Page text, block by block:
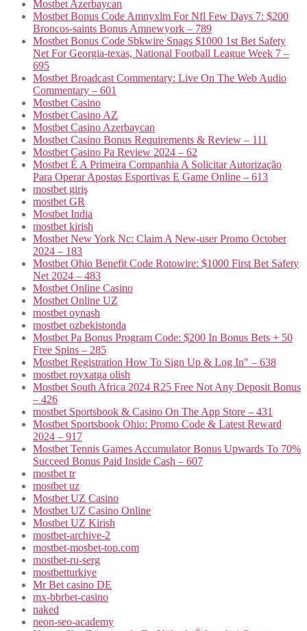
Mostbet Azerbaycan
Mostbet Bonus Code Amnyxlm For Nfl Few Days 7: $200
Broncos-saints Bonus Amnewyork – 789
Mostbet Bonus Code Sbkwire Snags $1000 1st Bet Safety
Net For Georgia-texas, National Football League Week 7 –
695
Mostbet Broadcast Commentary: Live On The Web Audio
Commentary – 601
Mostbet Casino
Mostbet Casino AZ
Mostbet Casino Azerbaycan
Mostbet Casino Bonus Requirements & Review – 111
Mostbet Casino Pa Review 2024 – 62
Mostbet É A Primeira Companhia A Solicitar Autorização
Para Operar Apostas Esportivas E Game Online – 613
mostbet giriş
mostbet GR
Mostbet India
mostbet kirish
Mostbet New York Nc: Claim A New-user Promo October
2024 – 183
Mostbet Ohio Benefit Code Rotowire: $1000 First Bet Safety
Net 2024 – 483
Mostbet Online Casino
Mostbet Online UZ
mostbet oynash
mostbet ozbekistonda
Mostbet Pa Bonus Program Code: $200 In Bonus Bets + 50
Free Spins – 285
Mostbet Registration How To Sign Up & Log In" – 638
mostbet royxatga olish
Mostbet South Africa 2024 R25 Free Not Any Deposit Bonus
– 426
‎mostbet Sportsbook & Casino On The App Store – 431
Mostbet Sportsbook Ohio: Promo Code & Latest Reward
2024 – 917
Mostbet Tennis Games Accumulator Bonus Upwards To 70%
Succeed Bonus Paid Inside Cash – 607
mostbet tr
mostbet uz
Mostbet UZ Casino
Mostbet UZ Casino Online
Mostbet UZ Kirish
mostbet-archive-2
mostbet-mosbet-top.com
mostbet-ru-serg
mostbetturkiye
Mr Bet casino DE
mx-bbrbet-casino
naked
neon-seo-academy